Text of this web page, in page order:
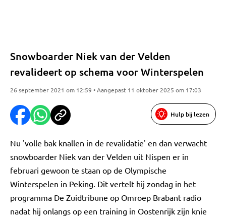
Snowboarder Niek van der Velden
revalideert op schema voor Winterspelen
26 september 2021 om 12:59 • Aangepast 11 oktober 2025 om 17:03
Hulp bij lezen
Nu 'volle bak knallen in de revalidatie' en dan verwacht
snowboarder Niek van der Velden uit Nispen er in
februari gewoon te staan op de Olympische
Winterspelen in Peking. Dit vertelt hij zondag in het
programma De Zuidtribune op Omroep Brabant radio
nadat hij onlangs op een training in Oostenrijk zijn knie